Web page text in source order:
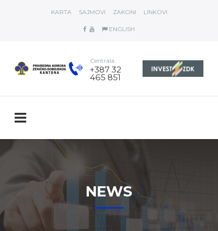
KARTA SAJMOVI ZAKONI LINKOVI
ENGLISH
Centrala:
+387 32
465 851
NEWS